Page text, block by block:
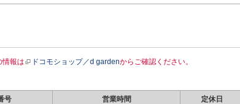
情報は ドコモショップ／d gardenからご確認ください。
号 営業時間 定休日